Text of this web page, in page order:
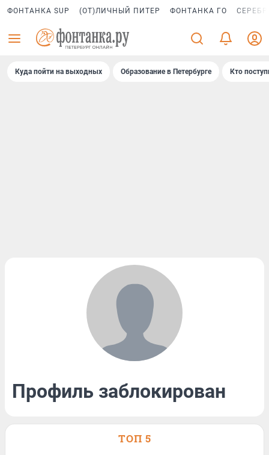
ФОНТАНКА SUP (ОТ)ЛИЧНЫЙ ПИТЕР ФОНТАНКА ГО
Куда пойти на выходных Образование в Петербурге Кто
Профиль заблокирован
ТОП 5